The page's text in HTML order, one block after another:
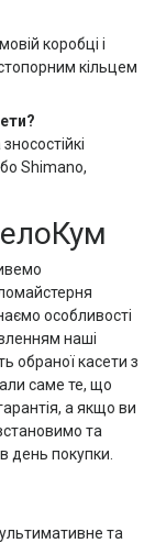
коробці і
кільцем
Shimano,
особливості
наші
обраної касети з
саме те, що
а якщо ви
та
день покупки.
та